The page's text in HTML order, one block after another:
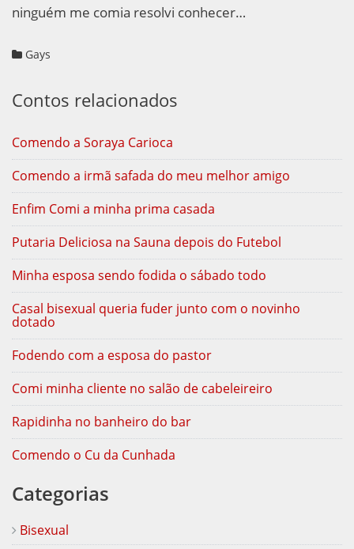
ninguém me comia resolvi conhecer…
Gays
Contos relacionados
Comendo a Soraya Carioca
Comendo a irmã safada do meu melhor amigo
Enfim Comi a minha prima casada
Putaria Deliciosa na Sauna depois do Futebol
Minha esposa sendo fodida o sábado todo
Casal bisexual queria fuder junto com o novinho
dotado
Fodendo com a esposa do pastor
Comi minha cliente no salão de cabeleireiro
Rapidinha no banheiro do bar
Comendo o Cu da Cunhada
Categorias
Bisexual